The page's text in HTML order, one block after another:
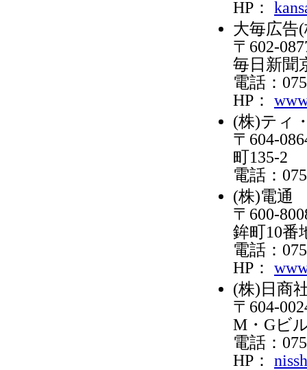
HP：
大毎広告
〒602-
毎日新聞
電話：
HP：
(株)ティ
〒604-
町135-2
電話：
(株)電通
〒600-
鉾町10
電話：
HP：
(株)日商
〒604-
M・Gビ
電話：
HP：